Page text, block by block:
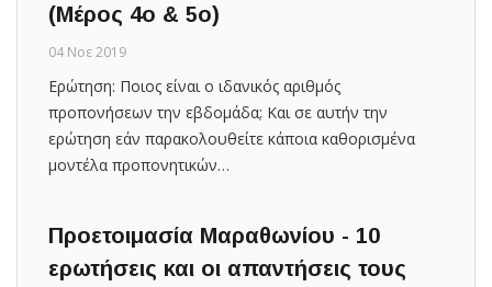
(Μέρος 4ο & 5ο)
04 Νοε 2019
Ερώτηση: Ποιος είναι ο ιδανικός αριθμός
προπονήσεων την εβδομάδα; Και σε αυτήν την
ερώτηση εάν παρακολουθείτε κάποια καθορισμένα
μοντέλα προπονητικών…
Προετοιμασία Μαραθωνίου - 10
ερωτήσεις και οι απαντήσεις τους